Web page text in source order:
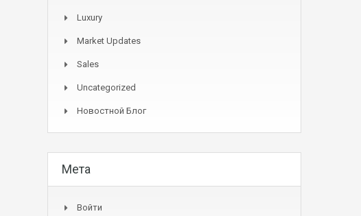
Luxury
Market Updates
Sales
Uncategorized
Новостной Блог
Мета
Войти